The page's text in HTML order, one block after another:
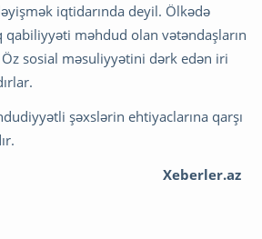
iqtidarında deyil. Ölkədə
qabiliyyəti məhdud olan vətəndaşların
Öz sosial məsuliyyətini dərk edən iri
şəxslərin ehtiyaclarına qarşı
Xeberler.az